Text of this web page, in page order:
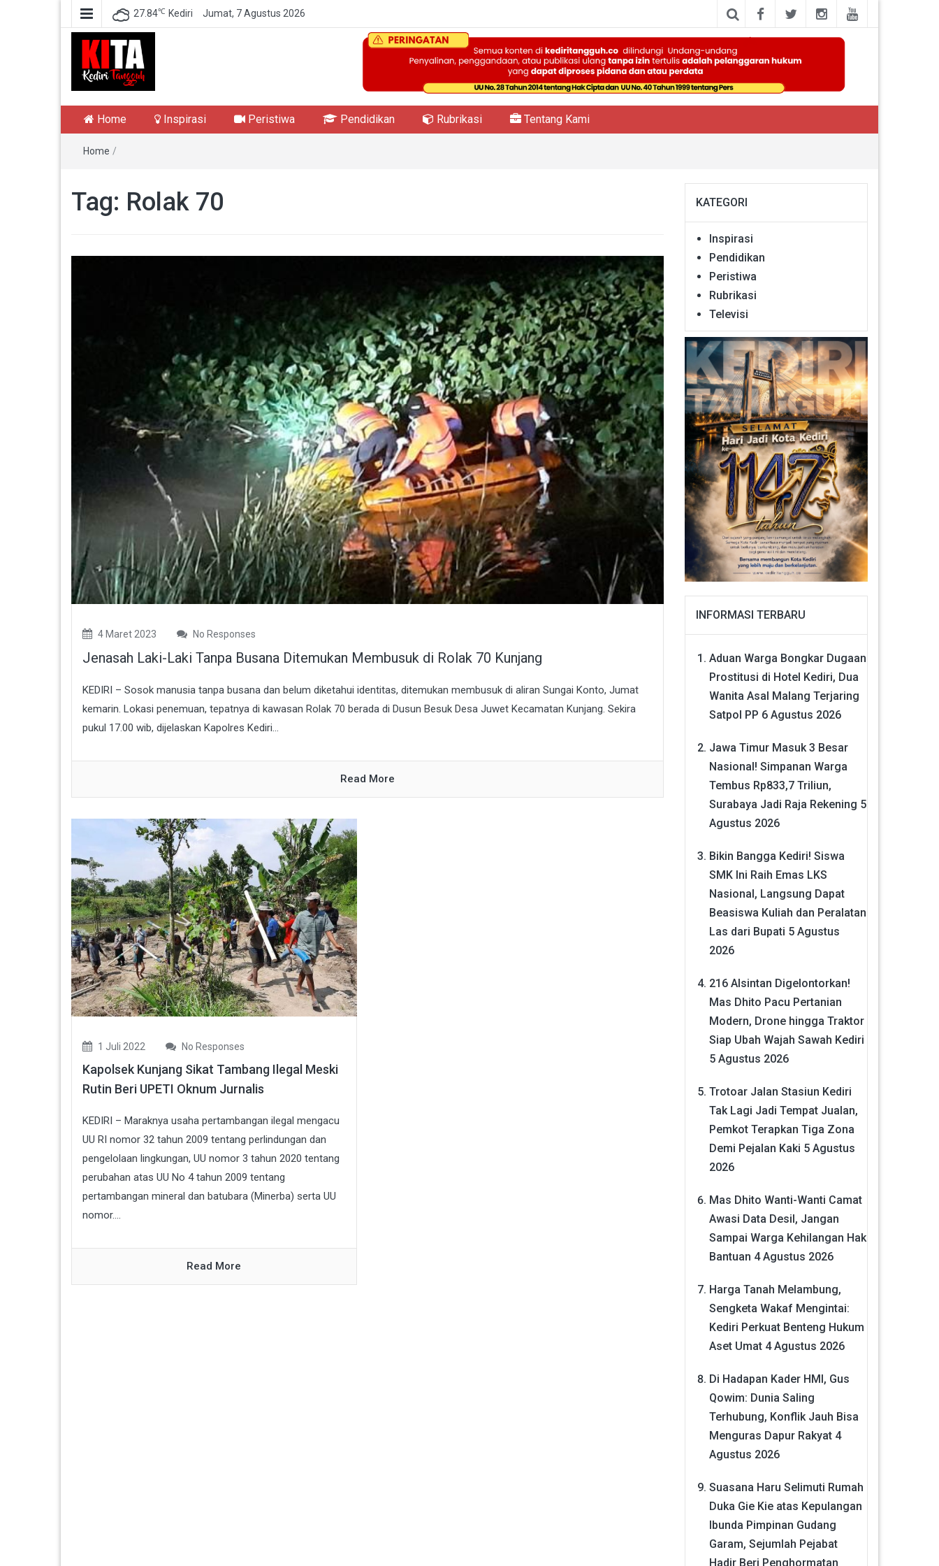
27.84℃ Kediri Jumat, 7 Agustus 2026
Kediri Tangguh
Home Inspirasi Peristiwa Pendidikan Rubrikasi Tentang Kami
Home /
Tag: Rolak 70
4 Maret 2023 No Responses
Jenasah Laki-Laki Tanpa Busana Ditemukan Membusuk di Rolak 70 Kunjang
KEDIRI – Sosok manusia tanpa busana dan belum diketahui identitas, ditemukan membusuk di aliran Sungai Konto, Jumat
kemarin. Lokasi penemuan, tepatnya di kawasan Rolak 70 berada di Dusun Besuk Desa Juwet Kecamatan Kunjang. Sekira
pukul 17.00 wib, dijelaskan Kapolres Kediri...
Read More
1 Juli 2022 No Responses
Kapolsek Kunjang Sikat Tambang Ilegal Meski
Rutin Beri UPETI Oknum Jurnalis
KEDIRI – Maraknya usaha pertambangan ilegal mengacu
UU RI nomor 32 tahun 2009 tentang perlindungan dan
pengelolaan lingkungan, UU nomor 3 tahun 2020 tentang
perubahan atas UU No 4 tahun 2009 tentang
pertambangan mineral dan batubara (Minerba) serta UU
nomor....
Read More
KATEGORI
Inspirasi
Pendidikan
Peristiwa
Rubrikasi
Televisi
INFORMASI TERBARU
Aduan Warga Bongkar Dugaan
Prostitusi di Hotel Kediri, Dua
Wanita Asal Malang Terjaring
Satpol PP 6 Agustus 2026
Jawa Timur Masuk 3 Besar
Nasional! Simpanan Warga
Tembus Rp833,7 Triliun,
Surabaya Jadi Raja Rekening 5
Agustus 2026
Bikin Bangga Kediri! Siswa
SMK Ini Raih Emas LKS
Nasional, Langsung Dapat
Beasiswa Kuliah dan Peralatan
Las dari Bupati 5 Agustus
2026
216 Alsintan Digelontorkan!
Mas Dhito Pacu Pertanian
Modern, Drone hingga Traktor
Siap Ubah Wajah Sawah Kediri
5 Agustus 2026
Trotoar Jalan Stasiun Kediri
Tak Lagi Jadi Tempat Jualan,
Pemkot Terapkan Tiga Zona
Demi Pejalan Kaki 5 Agustus
2026
Mas Dhito Wanti-Wanti Camat
Awasi Data Desil, Jangan
Sampai Warga Kehilangan Hak
Bantuan 4 Agustus 2026
Harga Tanah Melambung,
Sengketa Wakaf Mengintai:
Kediri Perkuat Benteng Hukum
Aset Umat 4 Agustus 2026
Di Hadapan Kader HMI, Gus
Qowim: Dunia Saling
Terhubung, Konflik Jauh Bisa
Menguras Dapur Rakyat 4
Agustus 2026
Suasana Haru Selimuti Rumah
Duka Gie Kie atas Kepulangan
Ibunda Pimpinan Gudang
Garam, Sejumlah Pejabat
Hadir Beri Penghormatan